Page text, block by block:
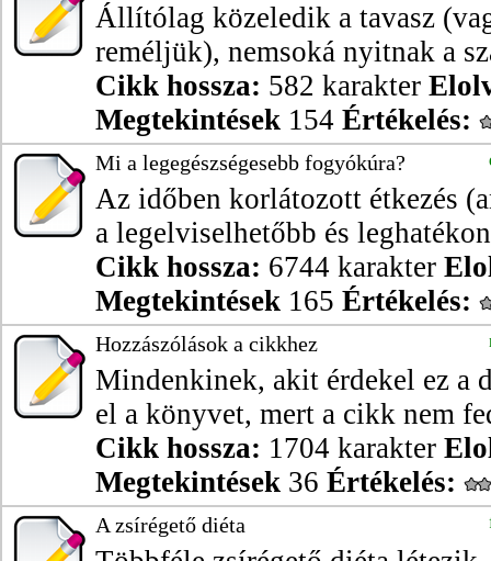
Állítólag közeledik a tavasz
reméljük), nemsoká nyitnak a
Cikk hossza: 582 karakter
Megtekintések 154 Értékelés:
Mi a legegészségesebb fogyókúra?
Az időben korlátozott étkezés
a legelviselhetőbb és
Cikk hossza: 6744 karakter
Megtekintések 165 Értékelés:
Hozzászólások a cikkhez
Mindenkinek, akit érdekel ez a
el a könyvet, mert a cikk nem
Cikk hossza: 1704 karakter
Megtekintések 36 Értékelés:
A zsírégető diéta